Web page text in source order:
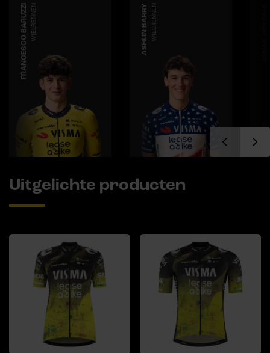
FRANCESCO BARUZZIWIELRENNEN ASHLIN BARRYWIELRENNEN
Uitgelichte producten